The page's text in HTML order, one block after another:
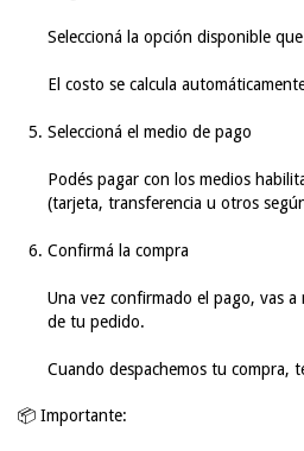
Seleccioná la opción disponible
El costo se calcula
Seleccioná el medio de pago
Podés pagar con los medios
(tarjeta, transferencia u otros
Confirmá la compra
Una vez confirmado el pago, vas
de tu pedido.
Cuando despachemos tu compra,
📦 Importante: